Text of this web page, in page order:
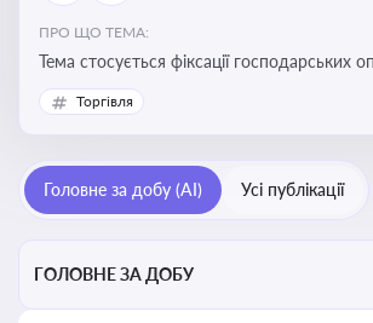
ПРО ЩО ТЕМА:
Тема стосується фіксації господарських
бухгалтерському обліку та є основою для
податкового обліку
Торгівля
Головне за добу (AI) Усі публікації
ГОЛОВНЕ ЗА ДОБУ